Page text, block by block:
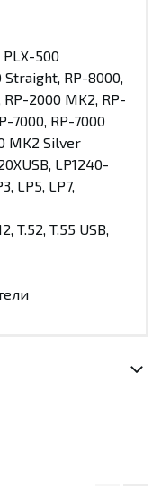
PLX-500
RP-8000,
RP-2000 MK2, RP-
7000, RP-7000
MK2 Silver
LP1240-
LP5, LP7,
T.52, T.55 USB,